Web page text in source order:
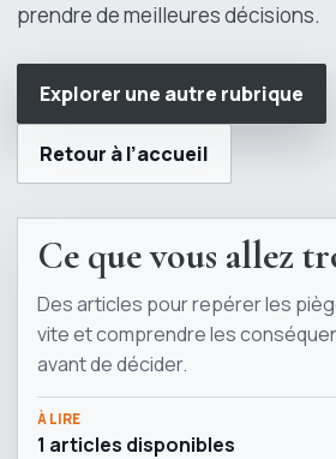
prendre de meilleures décisions.
Explorer une autre rubrique
Retour à l’accueil
Ce que vous allez
Des articles pour repérer les
vite et comprendre les
avant de décider.
À LIRE
1 articles disponibles